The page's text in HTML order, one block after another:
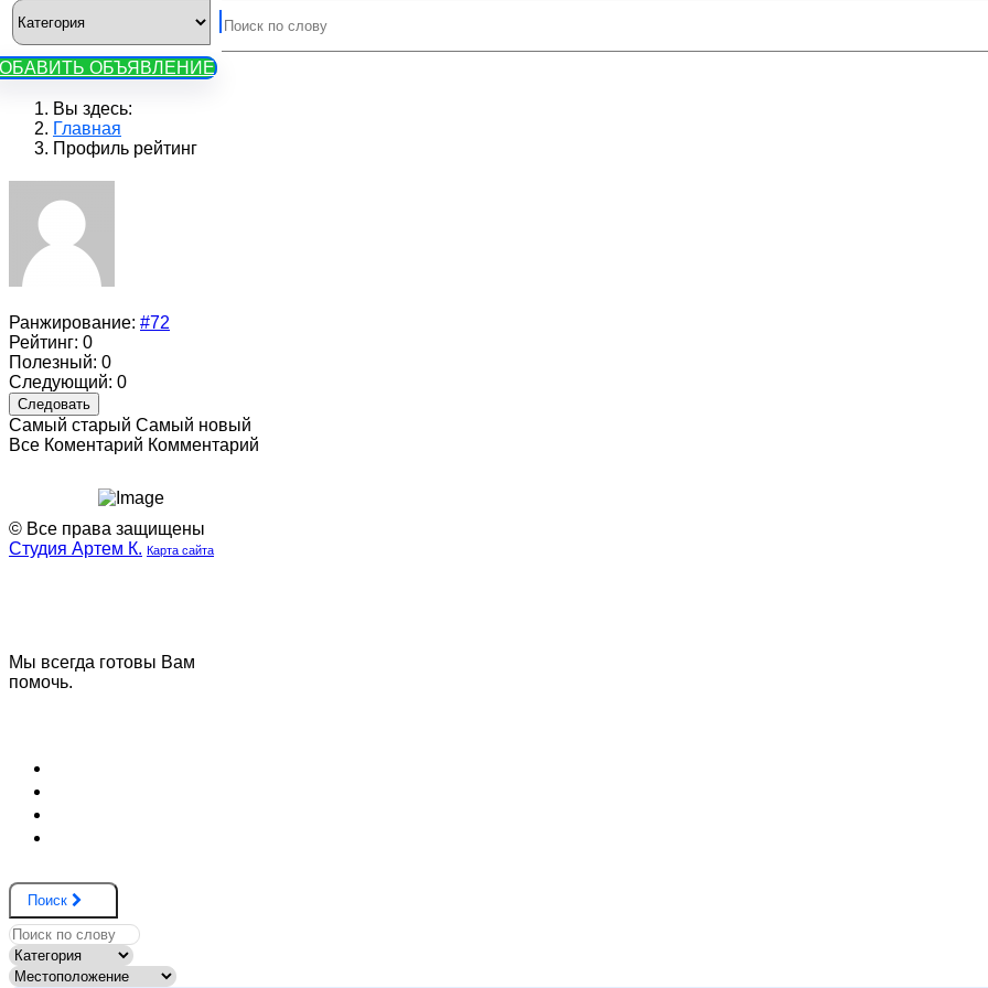
ОБЪЯВЛЕНИЕ
Вы здесь:
Главная
Профиль рейтинг
Ранжирование: #72
Рейтинг: 0
Полезный: 0
Следующий: 0
Следовать
Самый старый Самый новый
Все Коментарий Комментарий
© Все права защищены
Студия Артем К. Карта сайта
Мы всегда готовы Вам
помочь.
Поиск